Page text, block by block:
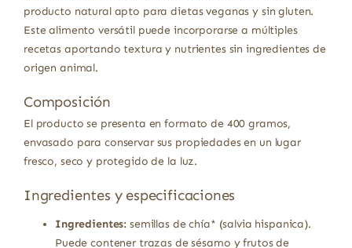
producto natural apto para dietas veganas y sin gluten.
Este alimento versátil puede incorporarse a múltiples
recetas aportando textura y nutrientes sin ingredientes de
origen animal.
Composición
El producto se presenta en formato de 400 gramos,
envasado para conservar sus propiedades en un lugar
fresco, seco y protegido de la luz.
Ingredientes y especificaciones
Ingredientes: semillas de chía* (salvia hispanica).
Puede contener trazas de sésamo y frutos de